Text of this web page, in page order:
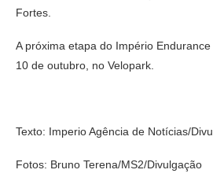
Fortes.
A próxima etapa do Império
10 de outubro, no Velopark.
Texto: Imperio Agência de Notícias/
Fotos: Bruno Terena/MS2/Divulgação